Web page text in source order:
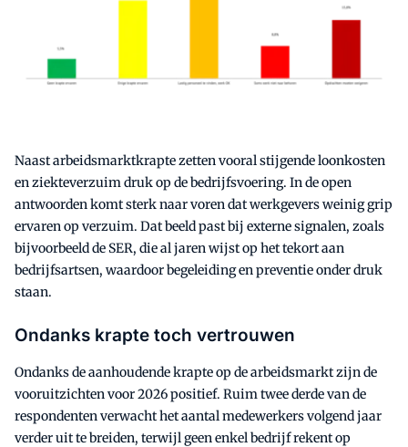
Naast arbeidsmarktkrapte zetten vooral stijgende loonkosten
en ziekteverzuim druk op de bedrijfsvoering. In de open
antwoorden komt sterk naar voren dat werkgevers weinig grip
ervaren op verzuim. Dat beeld past bij externe signalen, zoals
bijvoorbeeld de SER, die al jaren wijst op het tekort aan
bedrijfsartsen, waardoor begeleiding en preventie onder druk
staan.
Ondanks krapte toch vertrouwen
Ondanks de aanhoudende krapte op de arbeidsmarkt zijn de
vooruitzichten voor 2026 positief. Ruim twee derde van de
respondenten verwacht het aantal medewerkers volgend jaar
verder uit te breiden, terwijl geen enkel bedrijf rekent op